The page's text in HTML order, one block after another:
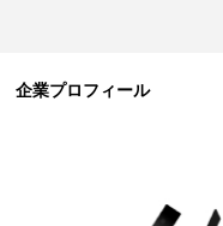
企業プロフィール